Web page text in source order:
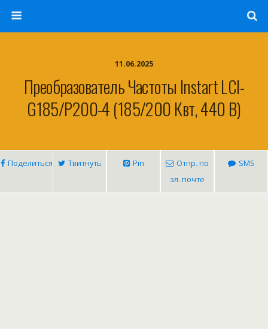
11.06.2025
Преобразователь Частоты Instart LCI-
G185/P200-4 (185/200 Квт, 440 В)
Поделиться Твитнуть Pin
Отпр. по
эл. почте
SMS